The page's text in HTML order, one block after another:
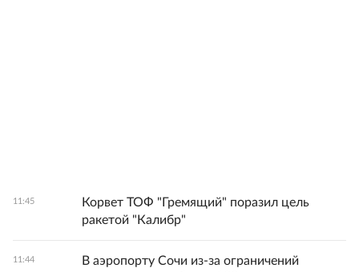
11:45
Корвет ТОФ "Гремящий" поразил цель
ракетой "Калибр"
11:44
В аэропорту Сочи из-за ограничений